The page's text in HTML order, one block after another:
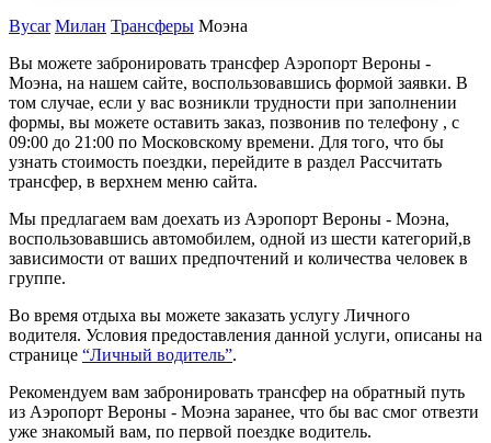
Bycar Милан Трансферы Моэна
Вы можете забронировать трансфер Аэропорт Вероны -
Моэна, на нашем сайте, воспользовавшись формой заявки. В
том случае, если у вас возникли трудности при заполнении
формы, вы можете оставить заказ, позвонив по телефону , с
09:00 до 21:00 по Московскому времени. Для того, что бы
узнать стоимость поездки, перейдите в раздел Рассчитать
трансфер, в верхнем меню сайта.
Мы предлагаем вам доехать из Аэропорт Вероны - Моэна,
воспользовавшись автомобилем, одной из шести категорий,в
зависимости от ваших предпочтений и количества человек в
группе.
Во время отдыха вы можете заказать услугу Личного
водителя. Условия предоставления данной услуги, описаны на
странице “Личный водитель”.
Рекомендуем вам забронировать трансфер на обратный путь
из Аэропорт Вероны - Моэна заранее, что бы вас смог отвезти
уже знакомый вам, по первой поездке водитель.